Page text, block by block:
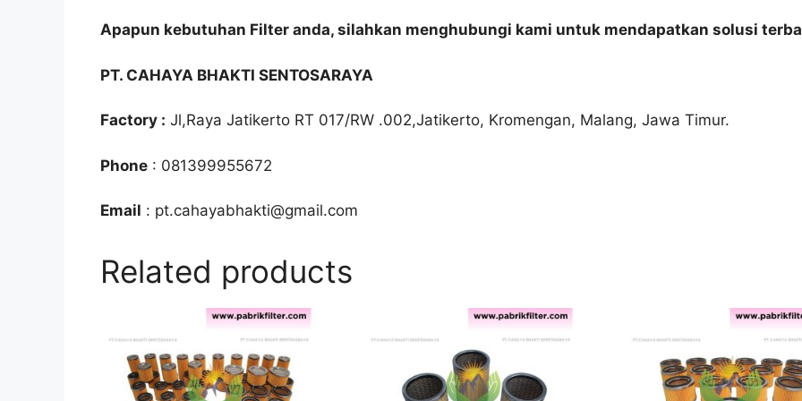
Apapun kebutuhan Filter anda, silahkan menghubungi kami untuk mendapatkan solusi
PT. CAHAYA BHAKTI SENTOSARAYA
Factory : Jl,Raya Jatikerto RT 017/RW .002,Jatikerto, Kromengan, Malang, Jawa Timur.
Phone : 081399955672
Email : pt.cahayabhakti@gmail.com
Related products